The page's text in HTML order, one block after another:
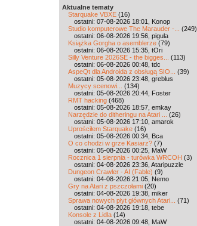
Aktualne tematy
Starquake VBXE (16)
ostatni: 07-08-2026 18:01, Konop
Studio komputerowe The Marauder -...
(249)
ostatni: 06-08-2026 19:56, pigula
Książka Gorgha o asemblerze (79)
ostatni: 06-08-2026 15:35, tOri
Silly Venture 2026SE - the bigges...
(113)
ostatni: 06-08-2026 00:48, tdc
AspeQt dla Androida z obsługą SIO...
(39)
ostatni: 05-08-2026 23:48, greblus
Muzycy scenowi...
(134)
ostatni: 05-08-2026 20:44, Foster
RMT hacking (468)
ostatni: 05-08-2026 18:57, emkay
Narzędzie do ditheringu na Atari ...
(26)
ostatni: 05-08-2026 17:10, amarok
Uprościłem Starquake (16)
ostatni: 05-08-2026 00:34, Bca
O co chodzi w grze Kasiarz? (7)
ostatni: 05-08-2026 00:25, MaW
Rocznica 1 sierpnia - turówka WRCOH (3)
ostatni: 04-08-2026 23:36, Ataripuzzle
Dungeon Crawler - AI (Fable) (9)
ostatni: 04-08-2026 21:05, Nemo
Gry na Atari z pszczołami (20)
ostatni: 04-08-2026 19:38, miker
Sprawa nowych płyt głównych Atari...
(71)
ostatni: 04-08-2026 19:18, tebe
Konsole z Lidla (14)
ostatni: 04-08-2026 09:48, MaW